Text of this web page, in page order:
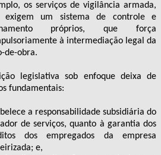
os serviços de vigilância armada,
exigem um sistema de controle e
próprios, que força
à intermediação legal da
de-obra.
legislativa sob enfoque deixa de
fundamentais:
a responsabilidade subsidiária do
de serviços, quanto à garantia dos
dos empregados da empresa
e,